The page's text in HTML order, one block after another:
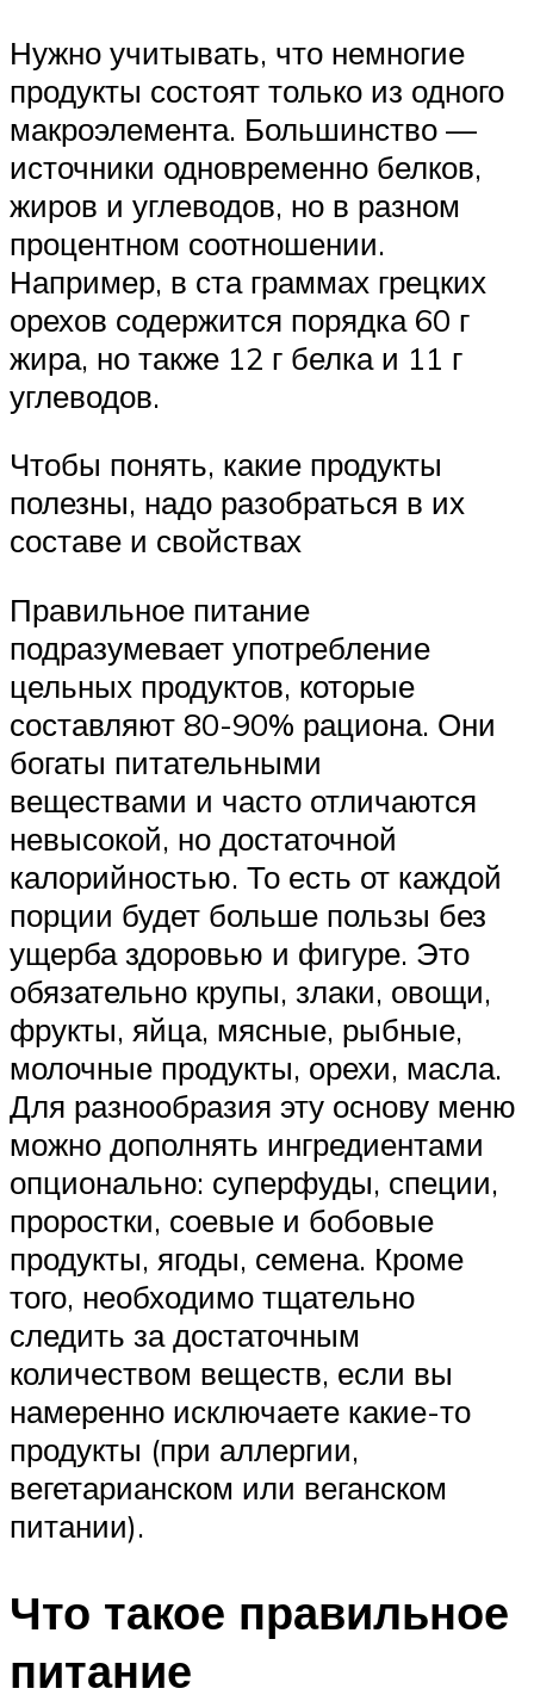
Нужно учитывать, что немногие
продукты состоят только из одного
макроэлемента. Большинство —
источники одновременно белков,
жиров и углеводов, но в разном
процентном соотношении.
Например, в ста граммах грецких
орехов содержится порядка 60 г
жира, но также 12 г белка и 11 г
углеводов.
Чтобы понять, какие продукты
полезны, надо разобраться в их
составе и свойствах
Правильное питание
подразумевает употребление
цельных продуктов, которые
составляют 80-90% рациона. Они
богаты питательными
веществами и часто отличаются
невысокой, но достаточной
калорийностью. То есть от каждой
порции будет больше пользы без
ущерба здоровью и фигуре. Это
обязательно крупы, злаки, овощи,
фрукты, яйца, мясные, рыбные,
молочные продукты, орехи, масла.
Для разнообразия эту основу меню
можно дополнять ингредиентами
опционально: суперфуды, специи,
проростки, соевые и бобовые
продукты, ягоды, семена. Кроме
того, необходимо тщательно
следить за достаточным
количеством веществ, если вы
намеренно исключаете какие-то
продукты (при аллергии,
вегетарианском или веганском
питании).
Что такое правильное
питание